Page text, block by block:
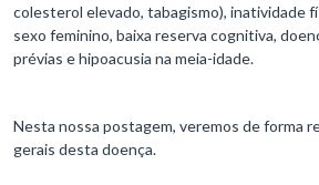
colesterol elevado, tabagismo), inatividade
sexo feminino, baixa reserva cognitiva,
prévias e hipoacusia na meia-idade.
Nesta nossa postagem, veremos de forma
gerais desta doença.